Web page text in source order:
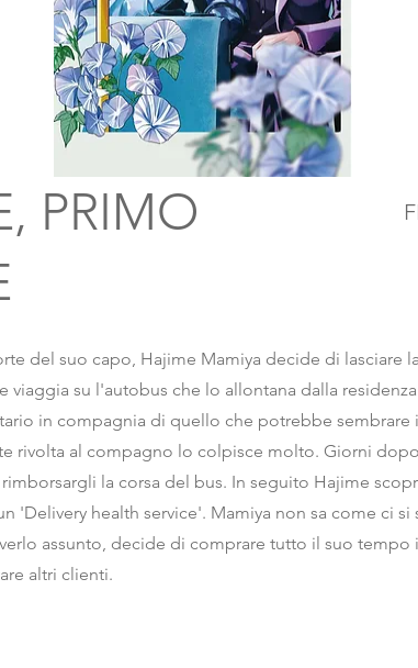
PRIMO
del suo capo, Hajime Mamiya decide di lasciare
viaggia su l'autobus che lo allontana dalla
in compagnia di quello che potrebbe sembrare
rivolta al compagno lo colpisce molto. Giorni
la corsa del bus. In seguito Hajime
'Delivery health service'. Mamiya non sa come ci si
assunto, decide di comprare tutto il suo tempo
altri clienti.